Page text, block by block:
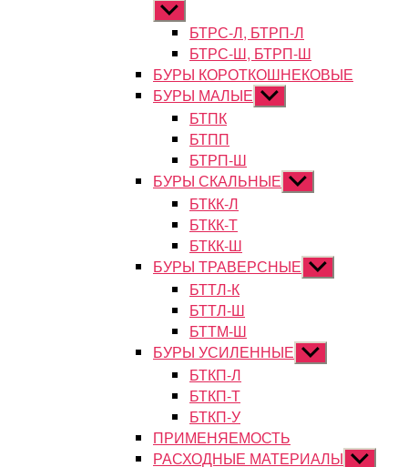
Показывать
подменюБТРС-Л, БТРП-Л
БТРС-Ш, БТРП-Ш
БУРЫ КОРОТКОШНЕКОВЫЕ
БУРЫ МАЛЫЕ Показывать
подменю
БТПК
БТПП
БТРП-Ш
БУРЫ СКАЛЬНЫЕ Показывать
подменю
БТКК-Л
БТКК-Т
БТКК-Ш
БУРЫ ТРАВЕРСНЫЕ Показывать
подменю
БТТЛ-К
БТТЛ-Ш
БТТМ-Ш
БУРЫ УСИЛЕННЫЕ Показывать
подменю
БТКП-Л
БТКП-Т
БТКП-У
ПРИМЕНЯЕМОСТЬ
РАСХОДНЫЕ МАТЕРИАЛЫ